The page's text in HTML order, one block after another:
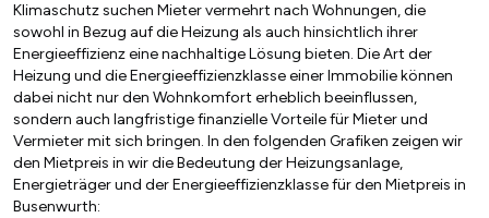
Klimaschutz suchen Mieter vermehrt nach Wohnungen, die
sowohl in Bezug auf die Heizung als auch hinsichtlich ihrer
Energieeffizienz eine nachhaltige Lösung bieten. Die Art der
Heizung und die Energieeffizienzklasse einer Immobilie können
dabei nicht nur den Wohnkomfort erheblich beeinflussen,
sondern auch langfristige finanzielle Vorteile für Mieter und
Vermieter mit sich bringen. In den folgenden Grafiken zeigen wir
den Mietpreis in wir die Bedeutung der Heizungsanlage,
Energieträger und der Energieeffizienzklasse für den Mietpreis in
Busenwurth: